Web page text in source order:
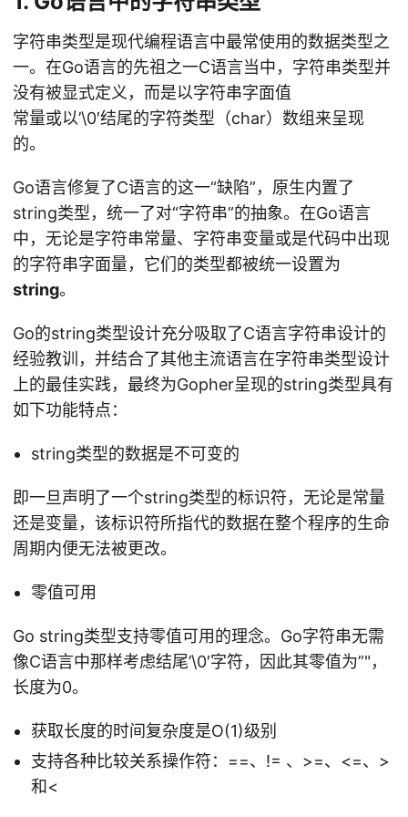
字符串类型是现代编程语言中最常使用的数据类型之
一。在Go语言的先祖之一C语言当中，字符串类型并
没有被显式定义，而是以字符串字面值
常量或以’\0′结尾的字符类型（char）数组来呈现
的。
Go语言修复了C语言的这一“缺陷”，原生内置了
string类型，统一了对“字符串”的抽象。在Go语言
中，无论是字符串常量、字符串变量或是代码中出现
的字符串字面量，它们的类型都被统一设置为
string。
Go的string类型设计充分吸取了C语言字符串设计的
经验教训，并结合了其他主流语言在字符串类型设计
上的最佳实践，最终为Gopher呈现的string类型具有
如下功能特点：
string类型的数据是不可变的
即一旦声明了一个string类型的标识符，无论是常量
还是变量，该标识符所指代的数据在整个程序的生命
周期内便无法被更改。
零值可用
Go string类型支持零值可用的理念。Go字符串无需
像C语言中那样考虑结尾’\0′字符，因此其零值为”"，
长度为0。
获取长度的时间复杂度是O(1)级别
支持各种比较关系操作符：==、!= 、>=、<=、>
和<